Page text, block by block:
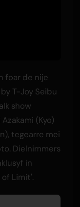
foar de nije
T-Joy Seibu
show
(Kyo)
tegearre mei
Dielnimmers
in
Limit'.